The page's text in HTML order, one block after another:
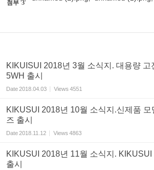
첨부 '3'
KIKUISUI 2018년 3월 소식지. 대용량
5WH 출시
Date2018.04.03 Views 4551
KIKUSUI 2018년 10월 소식지.신제품 모
즈 출시
Date2018.11.12 Views 4863
KIKUSUI 2018년 11월 소식지.
출시